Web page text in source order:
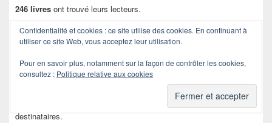
246 livres ont trouvé leurs lecteurs.
Bilan de la souscription du 21/05 au 15/06 2021
2000 €versés à l’association Rêves
(+ 1000 € de don anonyme)
destinataires.
Confidentialité et cookies : ce site utilise des cookies. En continuant à
utiliser ce site Web, vous acceptez leur utilisation.
Pour en savoir plus, notamment sur la façon de contrôler les cookies,
consultez : Politique relative aux cookies